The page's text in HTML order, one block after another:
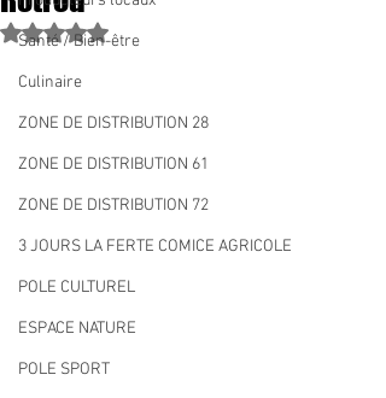
Santé / Bien-être
Culinaire
ZONE DE DISTRIBUTION 28
ZONE DE DISTRIBUTION 61
ZONE DE DISTRIBUTION 72
3 JOURS LA FERTE COMICE AGRICOLE
POLE CULTUREL
ESPACE NATURE
POLE SPORT
Noté NaN étoiles sur 5.